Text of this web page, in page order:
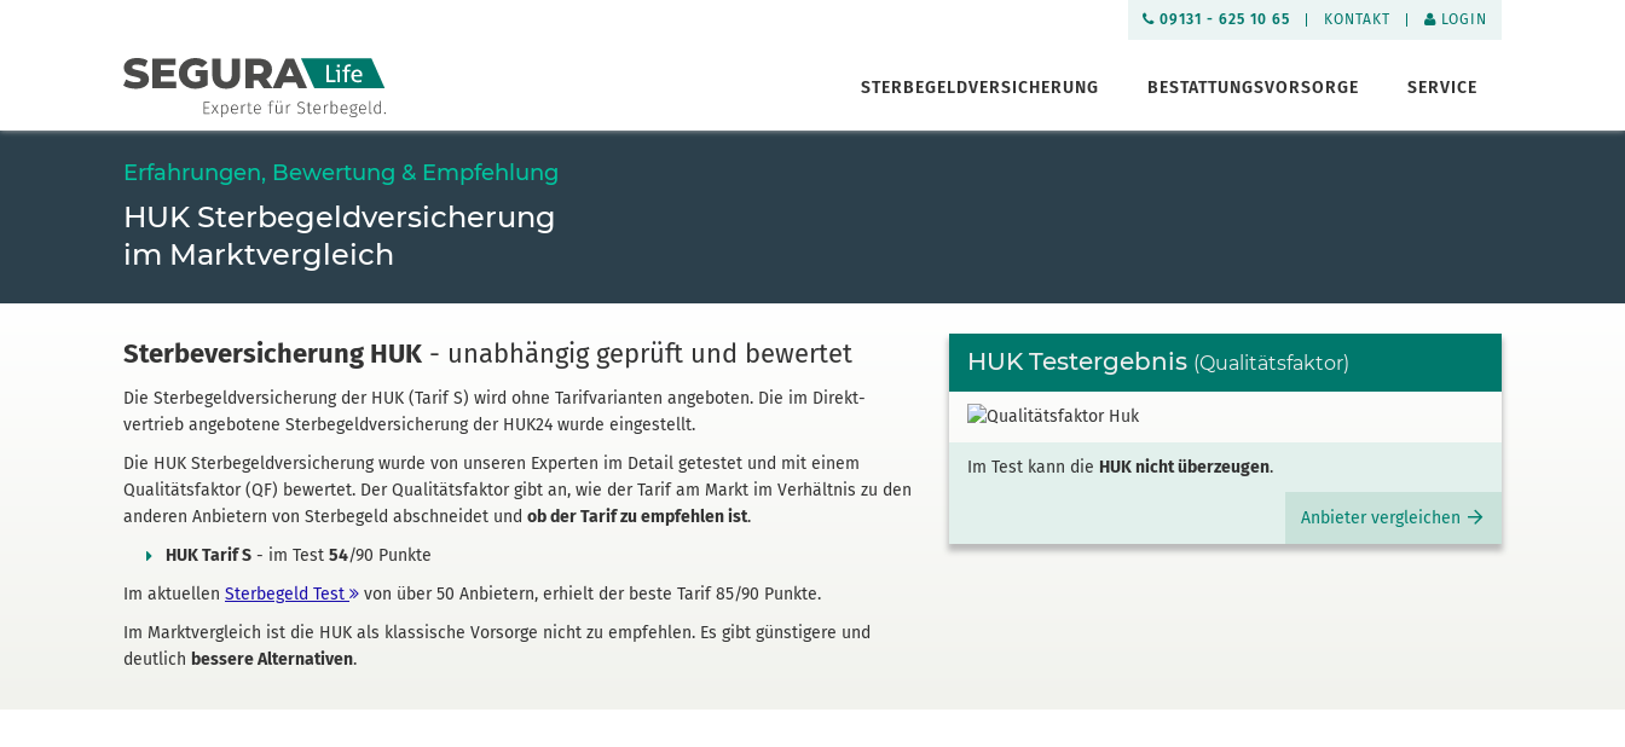
09131 - 625 10 65 KONTAKT LOGIN
STERBEGELDVERSICHERUNG BESTATTUNGSVORSORGE SERVICE
Erfahrungen, Bewertung & Empfehlung
HUK Sterbegeld­versicherung
im Marktvergleich
Sterbe­versicherung HUK - unabhängig geprüft und bewertet
Die Sterbe­geld­versicherung der HUK (Tarif S) wird ohne Tarifvarianten angeboten. Die im Direkt­
vertrieb angebotene Sterbe­geld­versicherung der HUK24 wurde eingestellt.
Die HUK Sterbe­geld­versicherung wurde von unseren Experten im Detail getestet und mit einem
Qualitäts­faktor (QF) bewertet. Der Qualitäts­faktor gibt an, wie der Tarif am Markt im Verhältnis zu den
anderen Anbietern von Sterbegeld abschneidet und ob der Tarif zu empfehlen ist.
HUK Tarif S - im Test 54/90 Punkte
Im aktuellen Sterbegeld Test
von über 50 Anbietern, erhielt der beste Tarif 85/90 Punkte.
Im Marktvergleich ist die HUK als klassische Vorsorge nicht zu empfehlen. Es gibt günstigere und
deutlich bessere Alternativen.
HUK Testergebnis (Qualitätsfaktor)
Im Test kann die HUK nicht überzeugen.
Anbieter vergleichen